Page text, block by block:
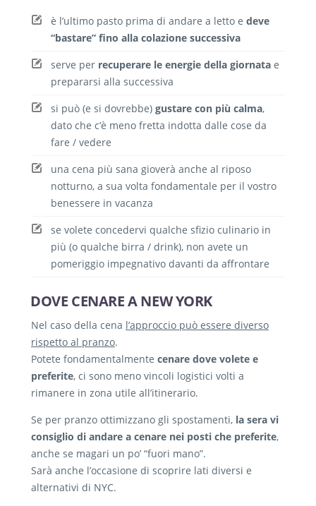
è l’ultimo pasto prima di andare a letto e deve
“bastare” fino alla colazione successiva
serve per recuperare le energie della giornata e
prepararsi alla successiva
si può (e si dovrebbe) gustare con più calma,
dato che c’è meno fretta indotta dalle cose da
fare / vedere
una cena più sana gioverà anche al riposo
notturno, a sua volta fondamentale per il vostro
benessere in vacanza
se volete concedervi qualche sfizio culinario in
più (o qualche birra / drink), non avete un
pomeriggio impegnativo davanti da affrontare
DOVE CENARE A NEW YORK
Nel caso della cena l’approccio può essere diverso
rispetto al pranzo.
Potete fondamentalmente cenare dove volete e
preferite, ci sono meno vincoli logistici volti a
rimanere in zona utile all’itinerario.
Se per pranzo ottimizzano gli spostamenti, la sera vi
consiglio di andare a cenare nei posti che preferite,
anche se magari un po’ “fuori mano”.
Sarà anche l’occasione di scoprire lati diversi e
alternativi di NYC.